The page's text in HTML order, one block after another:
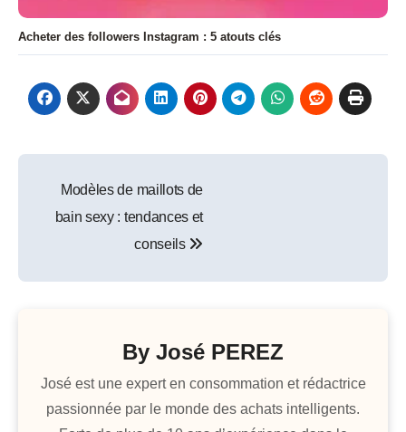
Acheter des followers Instagram : 5 atouts clés
Modèles de maillots de
bain sexy : tendances et
conseils
By José PEREZ
José est une expert en consommation et rédactrice
passionnée par le monde des achats intelligents.